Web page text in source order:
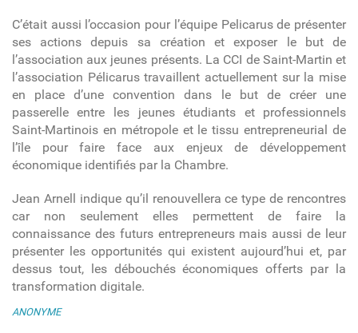
C’était aussi l’occasion pour l’équipe Pelicarus de présenter
ses actions depuis sa création et exposer le but de
l’association aux jeunes présents. La CCI de Saint-Martin et
l’association Pélicarus travaillent actuellement sur la mise
en place d’une convention dans le but de créer une
passerelle entre les jeunes étudiants et professionnels
Saint-Martinois en métropole et le tissu entrepreneurial de
l’île pour faire face aux enjeux de développement
économique identifiés par la Chambre.
Jean Arnell indique qu’il renouvellera ce type de rencontres
car non seulement elles permettent de faire la
connaissance des futurs entrepreneurs mais aussi de leur
présenter les opportunités qui existent aujourd’hui et, par
dessus tout, les débouchés économiques offerts par la
transformation digitale.
ANONYME